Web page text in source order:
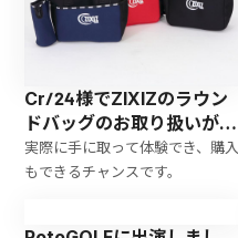
ています。
Cr/24様でZIXIZのラウン
ドバッグのお取り扱いが始
まりました
実際に手に取って体験でき、購入
もできるチャンスです。